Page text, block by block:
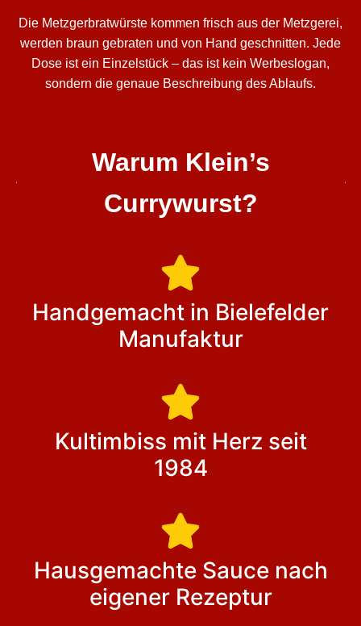
Die Metzgerbratwürste kommen frisch aus der Metzgerei,
werden braun gebraten und von Hand geschnitten. Jede
Dose ist ein Einzelstück – das ist kein Werbeslogan,
sondern die genaue Beschreibung des Ablaufs.
Warum Klein’s
Currywurst?
Handgemacht in Bielefelder
Manufaktur
Kultimbiss mit Herz seit
1984
Hausgemachte Sauce nach
eigener Rezeptur